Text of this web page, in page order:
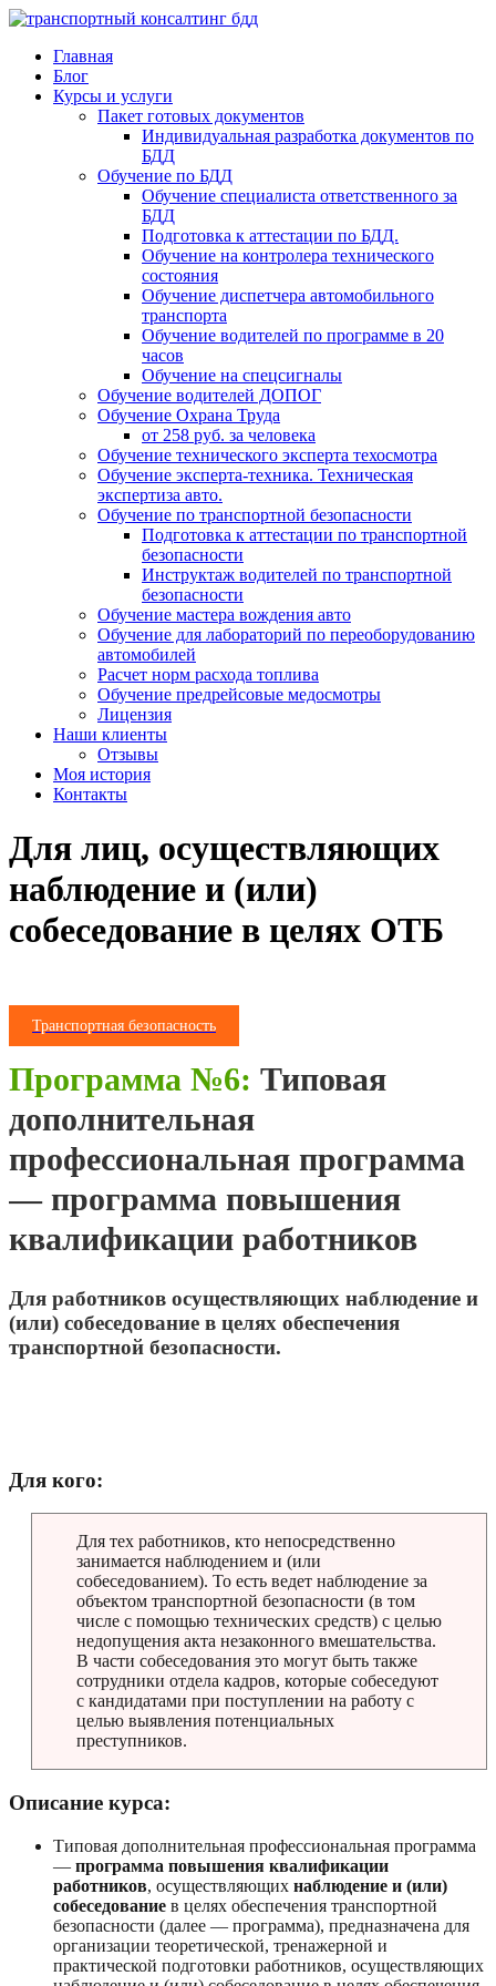
Главная
Блог
Курсы и услуги
Пакет готовых документов
Индивидуальная разработка документов по
БДД
Обучение по БДД
Обучение специалиста ответственного за
БДД
Подготовка к аттестации по БДД.
Обучение на контролера технического
состояния
Обучение диспетчера автомобильного
транспорта
Обучение водителей по программе в 20
часов
Обучение на спецсигналы
Обучение водителей ДОПОГ
Обучение Охрана Труда
от 258 руб. за человека
Обучение технического эксперта техосмотра
Обучение эксперта-техника. Техническая
экспертиза авто.
Обучение по транспортной безопасности
Подготовка к аттестации по транспортной
безопасности
Инструктаж водителей по транспортной
безопасности
Обучение мастера вождения авто
Обучение для лабораторий по переоборудованию
автомобилей
Расчет норм расхода топлива
Обучение предрейсовые медосмотры
Лицензия
Наши клиенты
Отзывы
Моя история
Контакты
Для лиц, осуществляющих
наблюдение и (или)
собеседование в целях ОТБ
Транспортная безопасность
Программа №6: Типовая
дополнительная
профессиональная программа
— программа повышения
квалификации работников
Для работников осуществляющих наблюдение и
(или) собеседование в целях обеспечения
транспортной безопасности.
Для кого:
Для тех работников, кто непосредственно
занимается наблюдением и (или
собеседованием). То есть ведет наблюдение за
объектом транспортной безопасности (в том
числе с помощью технических средств) с целью
недопущения акта незаконного вмешательства.
В части собеседования это могут быть также
сотрудники отдела кадров, которые собеседуют
с кандидатами при поступлении на работу с
целью выявления потенциальных
преступников.
Описание курса:
Типовая дополнительная профессиональная программа
— программа повышения квалификации
работников, осуществляющих наблюдение и (или)
собеседование в целях обеспечения транспортной
безопасности (далее — программа), предназначена для
организации теоретической, тренажерной и
практической подготовки работников, осуществляющих